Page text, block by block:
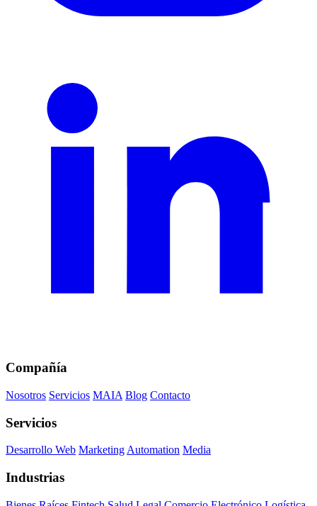
Compañía
Nosotros Servicios MAIA Blog Contacto
Servicios
Desarrollo Web MarketingAutomation Media
Industrias